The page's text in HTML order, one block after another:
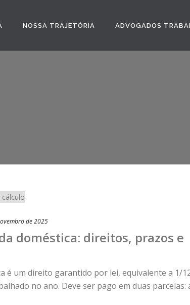
NOSSA TRAJETÓRIA ADVOGADOS
de 2025
doméstica: direitos, prazos e
é um direito garantido por lei, equivalente a 1/
no ano. Deve ser pago em duas parcelas: